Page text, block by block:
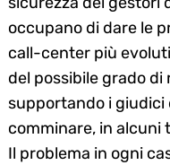
occupano di dare le
call-center più
del possibile grado
supportando i giudici
comminare, in alcuni
Il problema in ogni